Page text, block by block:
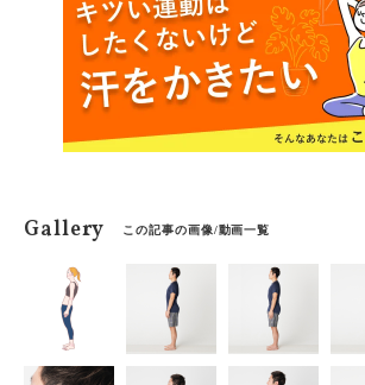
Gallery この記事の画像/動画一覧